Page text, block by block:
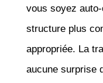
vous soyez auto-
structure plus
appropriée. La
aucune surprise